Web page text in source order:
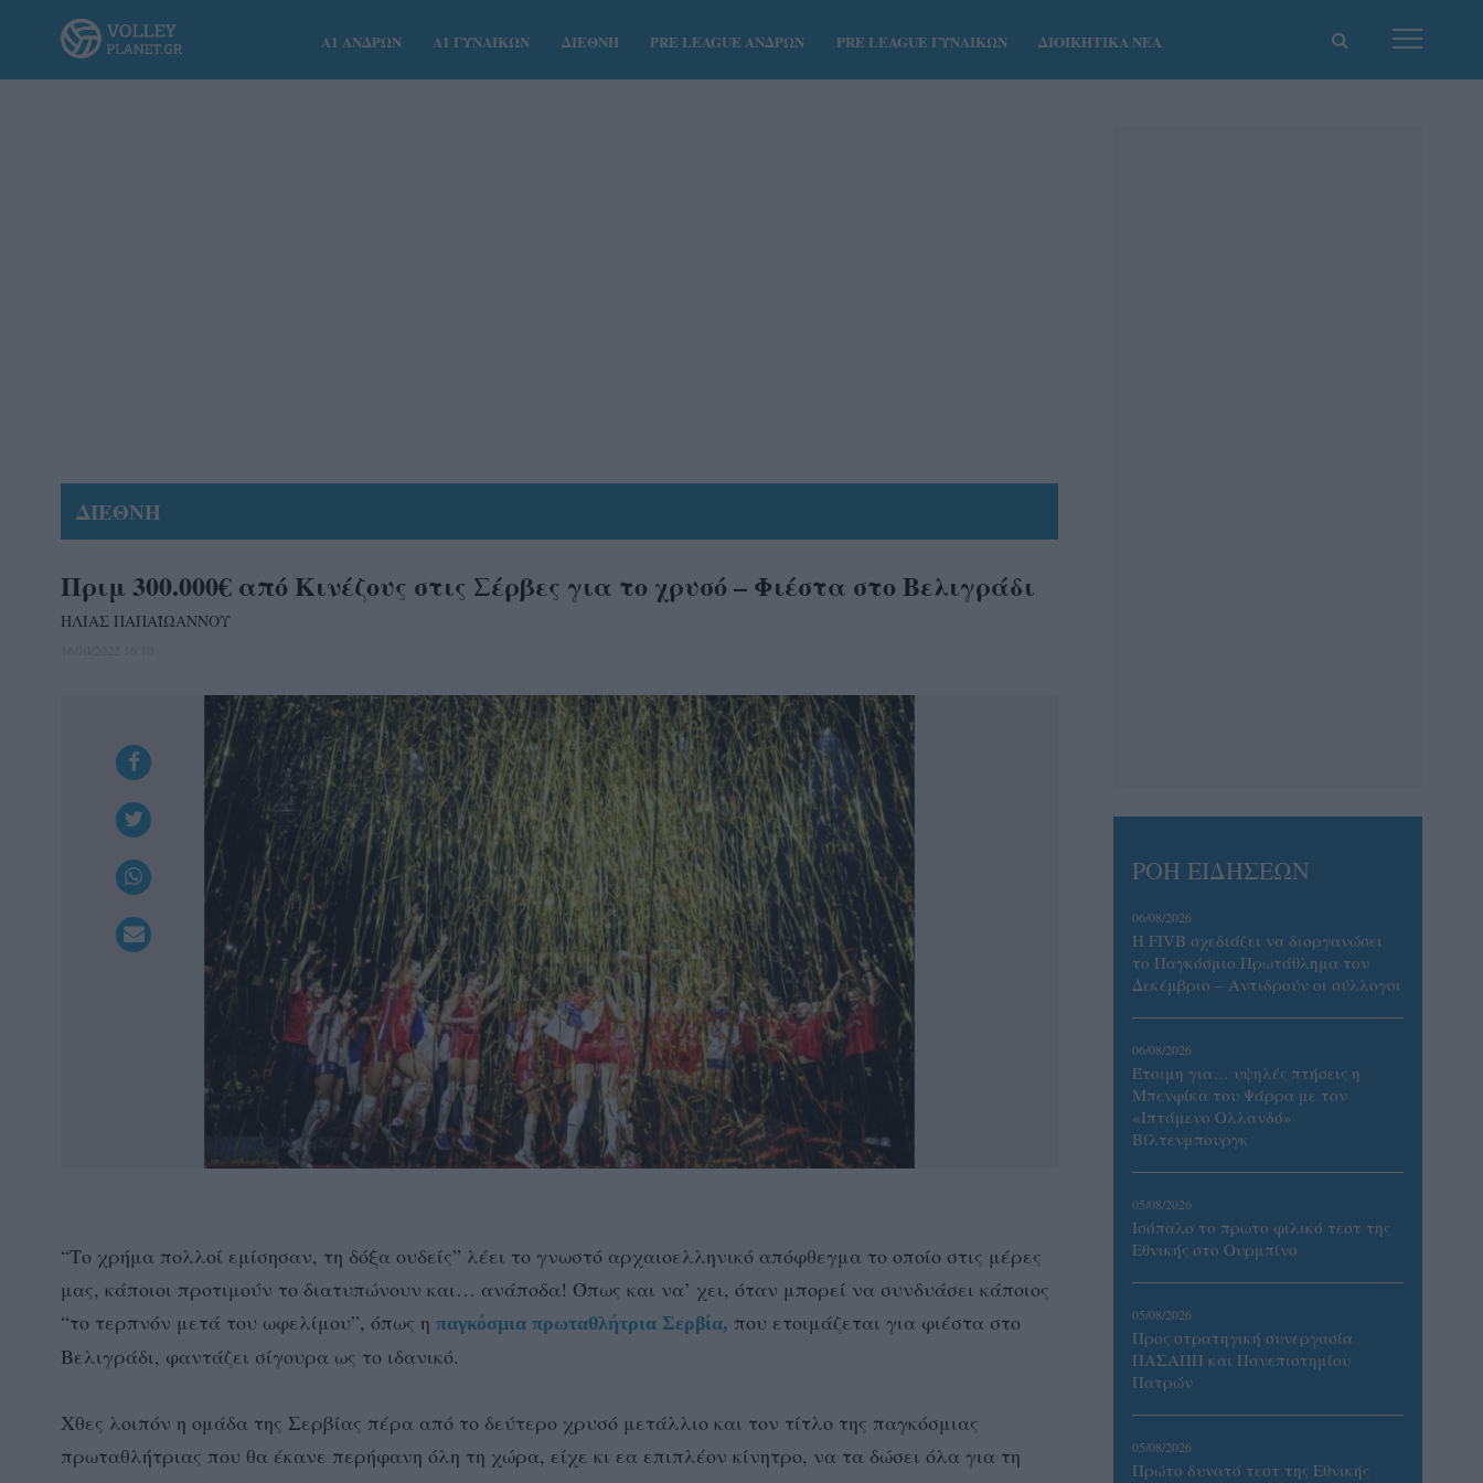
Α1 ΑΝΔΡΩΝ Α1 ΓΥΝΑΙΚΩΝ ΔΙΕΘΝΗ PRE LEAGUE ΑΝΔΡΩΝ PRE LEAGUE ΓΥΝΑΙΚΩΝ ΔΙΟΙΚΗΤΙΚΑ ΝΕΑ
ΔΙΕΘΝΗ
Πριμ 300.000€ από Κινέζους στις Σέρβες για το χρυσό – Φιέστα στο Βελιγράδι
ΗΛΙΑΣ ΠΑΠΑΪΩΑΝΝΟΥ
“Το χρήμα πολλοί εμίσησαν, τη δόξα ουδείς” λέει το γνωστό αρχαιοελληνικό απόφθεγμα το οποίο στις μέρες
μας, κάποιοι προτιμούν το διατυπώνουν και… ανάποδα! Όπως και να’ χει, όταν μπορεί να συνδυάσει κάποιος
“το τερπνόν μετά του ωφελίμου”, όπως η παγκόσμια πρωταθλήτρια Σερβία, που ετοιμάζεται για φιέστα στο
Βελιγράδι, φαντάζει σίγουρα ως το ιδανικό.
Χθες λοιπόν η ομάδα της Σερβίας πέρα από το δεύτερο χρυσό μετάλλιο και τον τίτλο της παγκόσμιας
πρωταθλήτριας που θα έκανε περήφανη όλη τη χώρα, είχε κι εα επιπλέον κίνητρο, να τα δώσει όλα για τη
ΡΟΗ ΕΙΔΗΣΕΩΝ
06/08/2026
Η FIVB σχεδιάζει να διοργανώσει
το Παγκόσμιο Πρωτάθλημα τον
Δεκέμβριο – Αντιδρούν οι σύλλογοι
06/08/2026
Έτοιμη για… υψηλές πτήσεις η
Μπενφίκα του Ψάρρα με τον
«Ιπτάμενο Ολλανδό»
Βίλτενμπουργκ
05/08/2026
Ισόπαλο το πρωτο φιλικό τεστ της
Εθνικής στο Ουρμπίνο
05/08/2026
Προς στρατηγική συνεργασία
ΠΑΣΑΠΠ και Πανεπιστημίου
Πατρών
05/08/2026
Πρώτο δυνατό τεστ της Εθνικής